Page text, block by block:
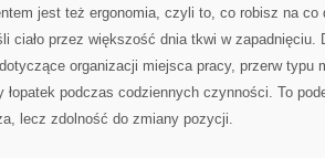
jest też ergonomia, czyli to, co robisz na co
ciało przez większość dnia tkwi w zapadnięciu.
organizacji miejsca pracy, przerw typu
łopatek podczas codziennych czynności. To
lecz zdolność do zmiany pozycji.